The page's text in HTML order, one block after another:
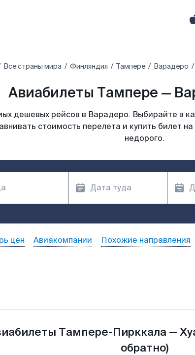
Все страны мира Финляндия Тампере Варадеро
Авиабилеты Тампере —
дешевых рейсов в Варадеро. Выбирайте в
стоимость перелета и купить билет
недорого.
цен Авиакомпании Похожие направления
Тампере-Пирккала —
обратно)